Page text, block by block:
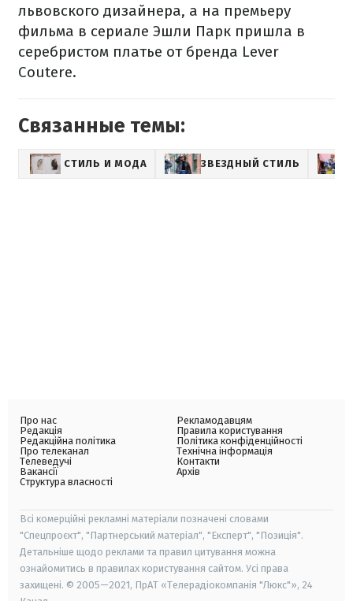
львовского дизайнера, а на премьеру
фильма в сериале Эшли Парк пришла в
серебристом платье от бренда Lever
Coutere.
Связанные темы:
СТИЛЬ И МОДА ЗВЕЗДНЫЙ СТИЛЬ
Про нас
Редакція
Редакційна політика
Про телеканал
Телеведучі
Вакансії
Структура власності
Рекламодавцям
Правила користування
Політика конфіденційності
Технічна інформація
Контакти
Архів
Всі комерційні рекламні матеріали позначені словами
"Спецпроєкт", "Партнерський матеріал", "Експерт", "Позиція".
Детальніше щодо реклами та правил цитування можна
ознайомитись в правилах користування сайтом. Усі права
захищені. © 2005—2021, ПрАТ «Телерадіокомпанія "Люкс"», 24